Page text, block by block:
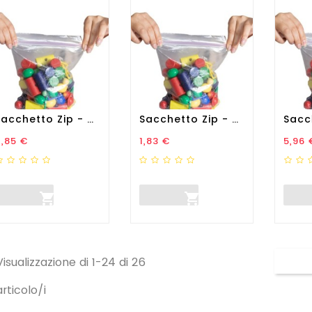
Sacchetto Zip - 6 X 80 Cm -...
€

Sacchetto Zip - 7 X 12 Cm -...
Prezzo
1,83 €

5,96
di 1-24 di 26
i